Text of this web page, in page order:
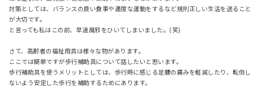
対策としては、バランスの良い食事や適度な運動をするなど規則正しい生活を送ること
が大切です。
と言っても私はこの前、早速風邪をひいてしまいました。(笑)
さて、高齢者の福祉用具は様々な物があります。
ここでは簡単ですが歩行補助具について話したいと思います。
歩行補助具を使うメリットとしては、歩行時に感じる足腰の痛みを軽減したり、転倒し
ないよう安定した歩行を補助するためにあります。